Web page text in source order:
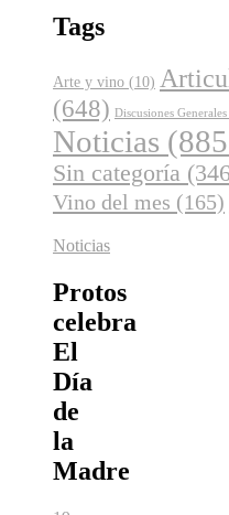
Tags
Arte y vino (10)
(648) Discusiones Generales
Noticias
Sin categoría
Vino del mes (165)
Noticias
Protos
celebra
El
Día
de
la
Madre